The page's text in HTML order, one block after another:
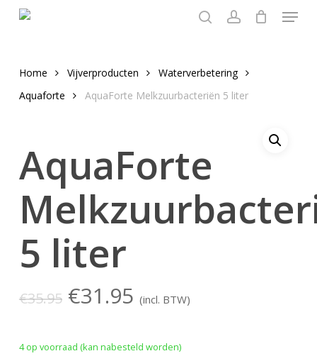
Menu
Home Vijverproducten
Waterverbetering
Aquaforte
AquaForte Melkzuurbacteriën 5 liter
AquaForte
5 liter
€35.95 Oorspronkelijke
was:
€31.95Huidige
is:
(incl. BTW)
4 op voorraad (kan nabesteld worden)